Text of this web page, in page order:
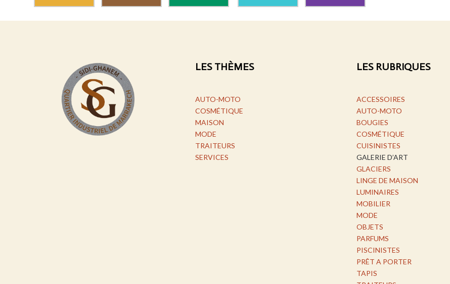
LES THÈMES
AUTO-MOTO
COSMÉTIQUE
MAISON
MODE
TRAITEURS
SERVICES
LES RUBRIQUES
ACCESSOIRES
AUTO-MOTO
BOUGIES
COSMÉTIQUE
CUISINISTES
GALERIE D’ART
GLACIERS
LINGE DE MAISON
LUMINAIRES
MOBILIER
MODE
OBJETS
PARFUMS
PISCINISTES
PRÊT A PORTER
TAPIS